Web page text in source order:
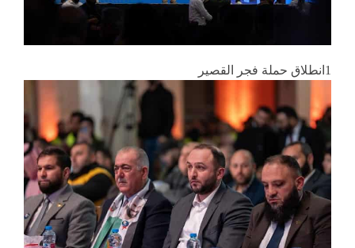
1انطلاق حملة فجر القصير